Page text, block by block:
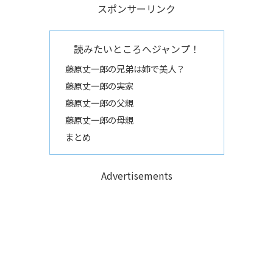
スポンサーリンク
読みたいところへジャンプ！
藤原丈一郎の兄弟は姉で美人？
藤原丈一郎の実家
藤原丈一郎の父親
藤原丈一郎の母親
まとめ
Advertisements